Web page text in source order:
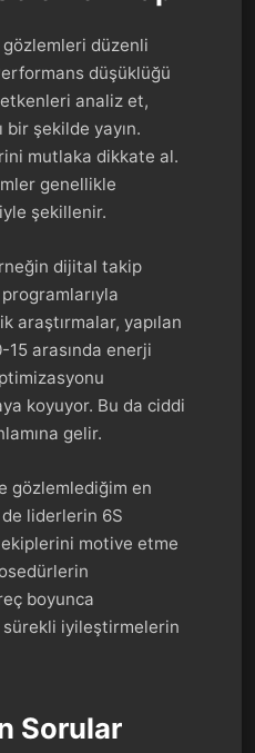
düzenli
düşüklüğü
analiz et,
bir şekilde yayın.
mutlaka dikkate al.
genellikle
şekillenir.
dijital takip
araştırmalar, yapılan
15 arasında enerji
koyuyor. Bu da ciddi
gelir.
gözlemlediğim en
liderlerin 6S
motive etme
boyunca
iyileştirmelerin
Sorular